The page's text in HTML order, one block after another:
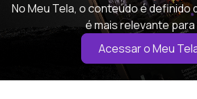
No Meu Tela, o conteúdo é definido
é mais relevante
Acessar o Meu